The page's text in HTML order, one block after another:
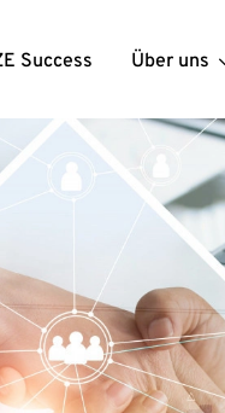
Success Über uns